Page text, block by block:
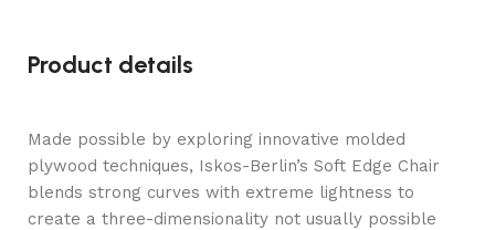
Product details
Made possible by exploring innovative molded
plywood techniques, Iskos-Berlin’s Soft Edge Chair
blends strong curves with extreme lightness to
create a three-dimensionality not usually possible